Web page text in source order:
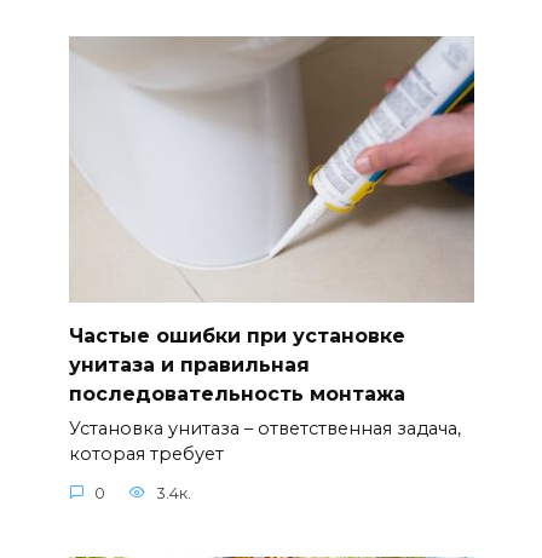
Частые ошибки при установке
унитаза и правильная
последовательность монтажа
Установка унитаза – ответственная задача,
которая требует
0 3.4к.